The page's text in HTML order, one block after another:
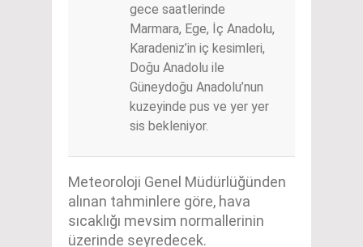
gece saatlerinde
Marmara, Ege, İç Anadolu,
Karadeniz’in iç kesimleri,
Doğu Anadolu ile
Güneydoğu Anadolu’nun
kuzeyinde pus ve yer yer
sis bekleniyor.
Meteoroloji Genel Müdürlüğünden
alınan tahminlere göre, hava
sıcaklığı mevsim normallerinin
üzerinde seyredecek.